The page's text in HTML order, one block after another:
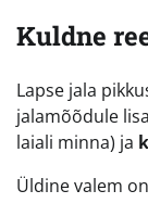
Kuldne
Lapse jala
jalamõõdule
laiali minna) ja
Üldine valem